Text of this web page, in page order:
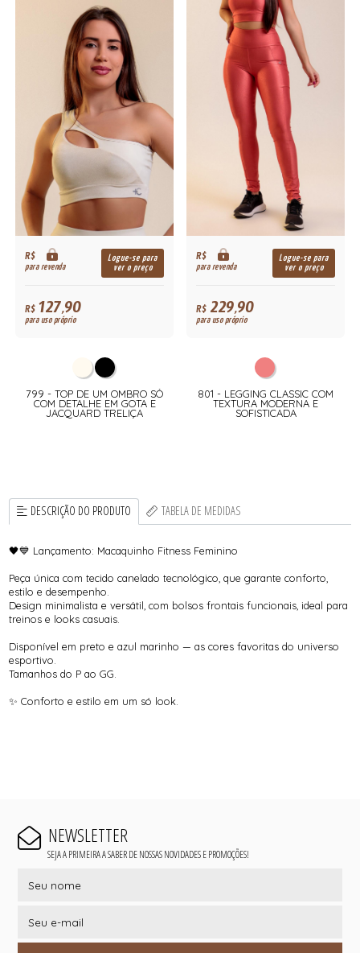
R$
para revenda
Logue-se para
ver o preço
R$127,90
para uso próprio
799 - TOP DE UM OMBRO SÓ
COM DETALHE EM GOTA E
JACQUARD TRELIÇA
R$
para revenda
Logue-se para
ver o preço
R$229,90
para uso próprio
801 - LEGGING CLASSIC COM
TEXTURA MODERNA E
SOFISTICADA
DESCRIÇÃO DO PRODUTO TABELA DE MEDIDAS
🖤💙 Lançamento: Macaquinho Fitness Feminino
Peça única com tecido canelado tecnológico, que garante conforto,
estilo e desempenho.
Design minimalista e versátil, com bolsos frontais funcionais, ideal para
treinos e looks casuais.
Disponível em preto e azul marinho — as cores favoritas do universo
esportivo.
Tamanhos do P ao GG.
✨ Conforto e estilo em um só look.
NEWSLETTER
SEJA A PRIMEIRA A SABER DE NOSSAS NOVIDADES E PROMOÇÕES!